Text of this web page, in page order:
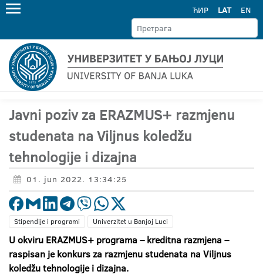
ЋИР LAT EN
Javni poziv za ERAZMUS+ razmjenu
studenata na Viljnus koledžu
tehnologije i dizajna
01. jun 2022. 13:34:25
Stipendije i programi Univerzitet u Banjoj Luci
U okviru ERAZMUS+ programa – kreditna razmjena –
raspisan je konkurs za razmjenu studenata na Viljnus
koledžu tehnologije i dizajna.